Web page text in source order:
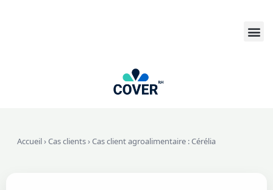
Accueil›Cas clients› Cas client agroalimentaire : Cérélia